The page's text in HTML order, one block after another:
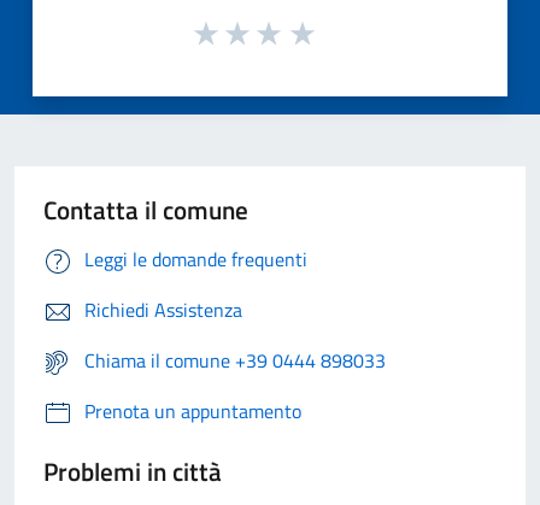
Contatta il comune
Leggi le domande frequenti
Richiedi Assistenza
Chiama il comune +39 0444 898033
Prenota un appuntamento
Problemi in città